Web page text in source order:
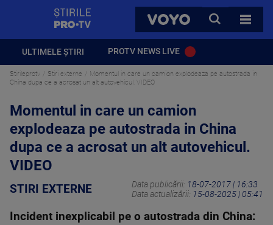
VOYO
CAUTA
TOATE
ULTIMELE ȘTIRI PROTV NEWS LIVE
Stirileprotv Stiri externe
Momentul in care un camion explodeaza pe autostrada in
China dupa ce a acrosat un alt autovehicul. VIDEO
Momentul in care un camion
explodeaza pe autostrada in China
dupa ce a acrosat un alt autovehicul.
VIDEO
STIRI EXTERNE Data publicării: 18-07-2017 | 16:33
Data actualizării: 15-08-2025 | 05:41
Incident inexplicabil pe o autostrada din China: